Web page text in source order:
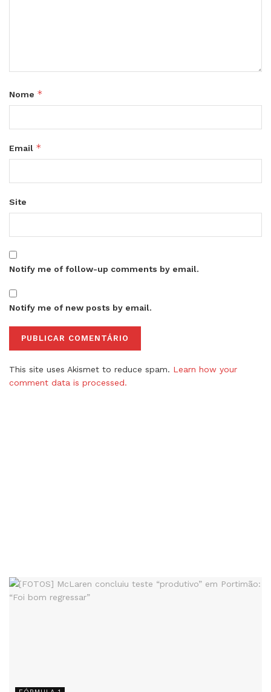
Nome *
Email *
Site
Notify me of follow-up comments by email.
Notify me of new posts by email.
This site uses Akismet to reduce spam. Learn how your
comment data is processed.